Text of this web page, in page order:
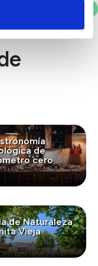
de
cero
de Naturaleza
Vieja